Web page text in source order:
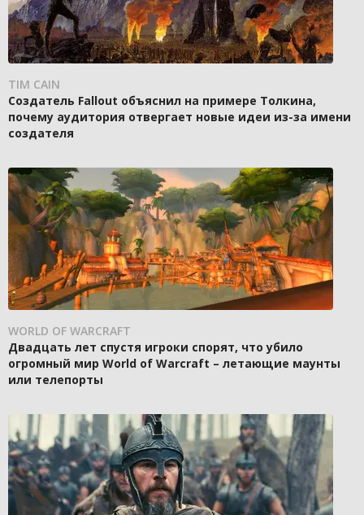
TIM CAIN
Создатель Fallout объяснил на примере Толкина,
почему аудитория отвергает новые идеи из-за имени
создателя
WORLD OF WARCRAFT
Двадцать лет спустя игроки спорят, что убило
огромный мир World of Warcraft – летающие маунты
или телепорты